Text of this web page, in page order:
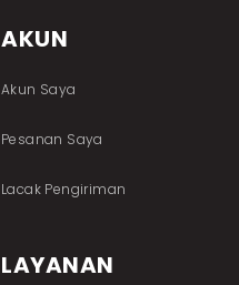
AKUN
Akun Saya
Pesanan Saya
Lacak Pengiriman
LAYANAN